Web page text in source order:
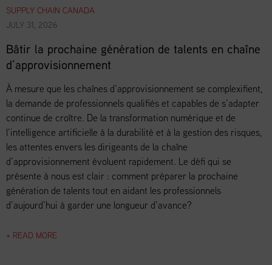
SUPPLY CHAIN CANADA
JULY 31, 2026
Bâtir la prochaine génération de talents en chaîne
d’approvisionnement
À mesure que les chaînes d’approvisionnement se complexifient,
la demande de professionnels qualifiés et capables de s’adapter
continue de croître. De la transformation numérique et de
l’intelligence artificielle à la durabilité et à la gestion des risques,
les attentes envers les dirigeants de la chaîne
d’approvisionnement évoluent rapidement. Le défi qui se
présente à nous est clair : comment préparer la prochaine
génération de talents tout en aidant les professionnels
d’aujourd’hui à garder une longueur d’avance?
+ READ MORE